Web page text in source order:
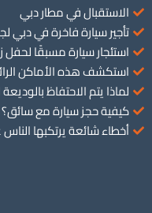
الاستقبال في مطار دبي
تأجير سيارة فاخرة في دبي
استئجار سيارة مسبقًا
استكشف هذه الأماكن
لماذا يتم الاحتفاظ بالوديعة
كيفية حجز سيارة مع سائق؟
أخطاء شائعة يرتكبها